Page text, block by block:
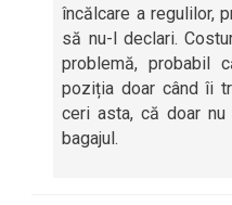
încălcare a regulilor,
să nu-l declari.
problemă, probabil
poziția doar când îi
ceri asta, că doar
bagajul.